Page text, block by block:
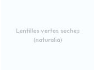
Lentilles vertes seches
(naturalia)